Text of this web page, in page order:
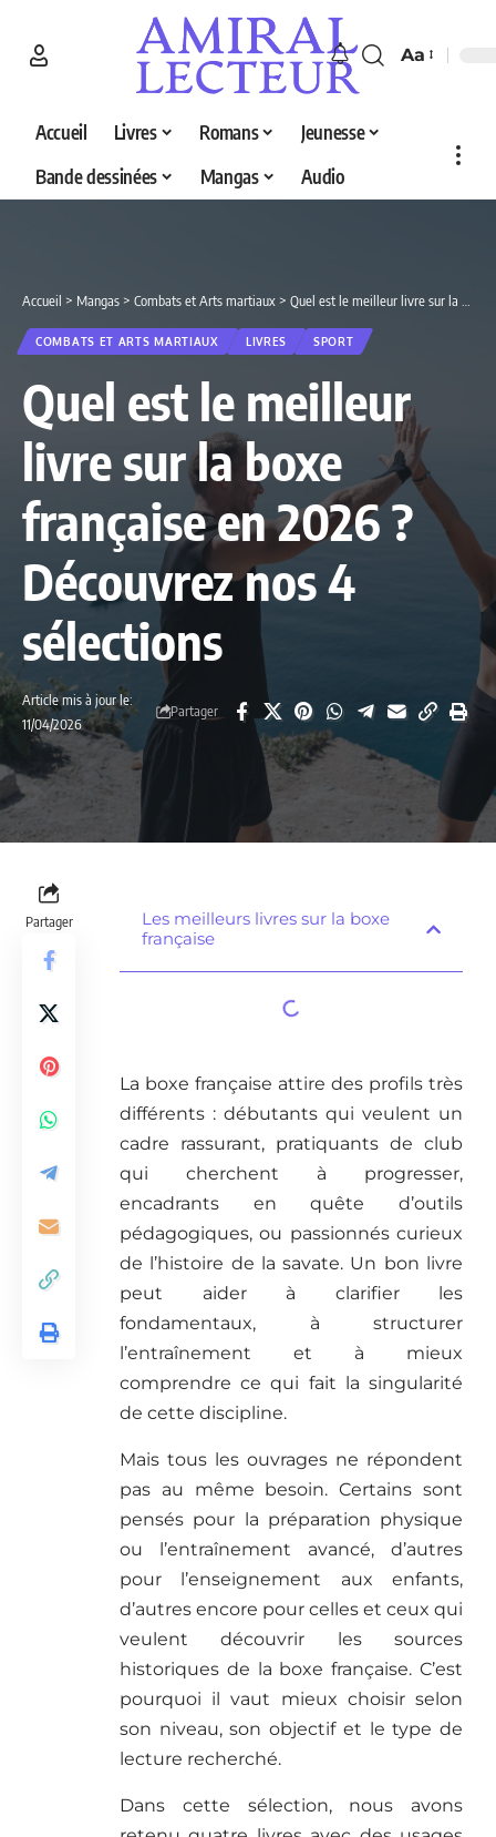
Aa
Accueil Livres Romans
Jeunesse
Bande dessinées
Mangas Audio
Accueil > Mangas > Combats et Arts martiaux > Quel est le meilleur livre sur la boxe française en 2026 ? Découvrez nos 4 sélections
COMBATS ET ARTS MARTIAUX LIVRES SPORT
Quel est le meilleur
livre sur la boxe
française en 2026 ?
Découvrez nos 4
sélections
Article mis à jour le:
11/04/2026
Partager
Partager
Les meilleurs livres sur la boxe
française
La boxe française attire des profils très
différents : débutants qui veulent un
cadre rassurant, pratiquants de club
qui cherchent à progresser,
encadrants en quête d’outils
pédagogiques, ou passionnés curieux
de l’histoire de la savate. Un bon livre
peut aider à clarifier les
fondamentaux, à structurer
l’entraînement et à mieux
comprendre ce qui fait la singularité
de cette discipline.
Mais tous les ouvrages ne répondent
pas au même besoin. Certains sont
pensés pour la préparation physique
ou l’entraînement avancé, d’autres
pour l’enseignement aux enfants,
d’autres encore pour celles et ceux qui
veulent découvrir les sources
historiques de la boxe française. C’est
pourquoi il vaut mieux choisir selon
son niveau, son objectif et le type de
lecture recherché.
Dans cette sélection, nous avons